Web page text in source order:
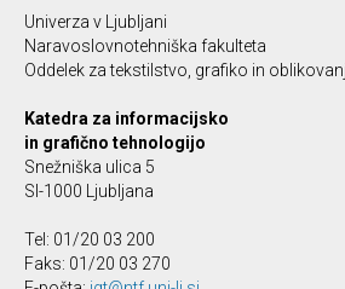
Univerza v Ljubljani
Naravoslovnotehniška fakulteta
Oddelek za tekstilstvo, grafiko in
Katedra za informacijsko
in grafično tehnologijo
Snežniška ulica 5
SI-1000 Ljubljana
Tel: 01/20 03 200
Faks: 01/20 03 270